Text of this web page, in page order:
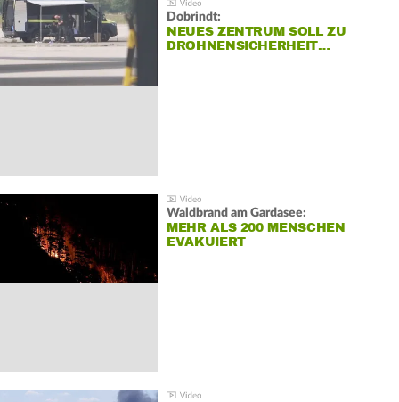
Dobrindt:
NEUES ZENTRUM SOLL ZU
DROHNENSICHERHEIT…
Waldbrand am Gardasee:
MEHR ALS 200 MENSCHEN
EVAKUIERT